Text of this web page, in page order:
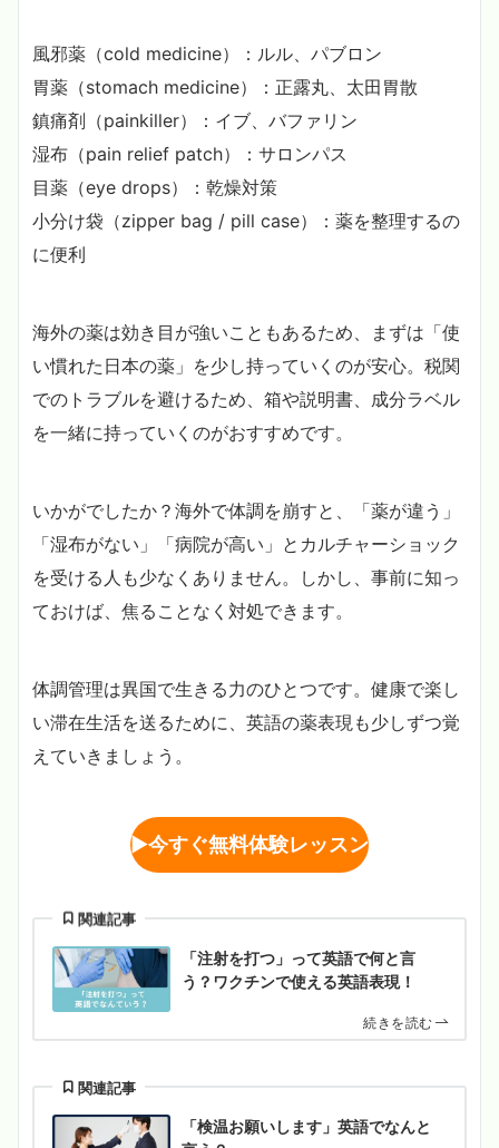
風邪薬（cold medicine）：ルル、パブロン
胃薬（stomach medicine）：正露丸、太田胃散
鎮痛剤（painkiller）：イブ、バファリン
湿布（pain relief patch）：サロンパス
目薬（eye drops）：乾燥対策
小分け袋（zipper bag / pill case）：薬を整理するの
に便利
海外の薬は効き目が強いこともあるため、まずは「使
い慣れた日本の薬」を少し持っていくのが安心。税関
でのトラブルを避けるため、箱や説明書、成分ラベル
を一緒に持っていくのがおすすめです。
いかがでしたか？海外で体調を崩すと、「薬が違う」
「湿布がない」「病院が高い」とカルチャーショック
を受ける人も少なくありません。しかし、事前に知っ
ておけば、焦ることなく対処できます。
体調管理は異国で生きる力のひとつです。健康で楽し
い滞在生活を送るために、英語の薬表現も少しずつ覚
えていきましょう。
▶︎今すぐ無料体験レッスン
関連記事
「注射を打つ」って英語で何と言
う？ワクチンで使える英語表現！
続きを読む
関連記事
「検温お願いします」英語でなんと